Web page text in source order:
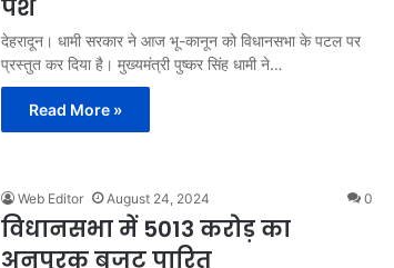
पेश
देहरादून। धामी सरकार ने आज भू-कानून को विधानसभा के पटल पर
प्रस्तुत कर दिया है। मुख्यमंत्री पुष्कर सिंह धामी ने…
Read More »
Web Editor August 24, 2024 0
विधानसभा में 5013 करोड़ का
अनुपूरक बजट पारित